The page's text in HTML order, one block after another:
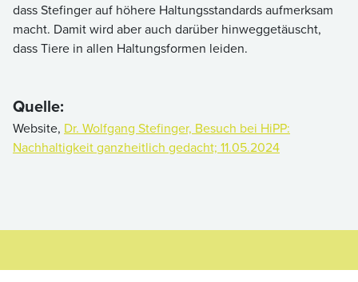
dass Stefinger auf höhere Haltungsstandards aufmerksam
macht. Damit wird aber auch darüber hinweggetäuscht,
dass Tiere in allen Haltungsformen leiden.
Quelle:
Website, Dr. Wolfgang Stefinger, Besuch bei HiPP:
Nachhaltigkeit ganzheitlich gedacht; 11.05.2024